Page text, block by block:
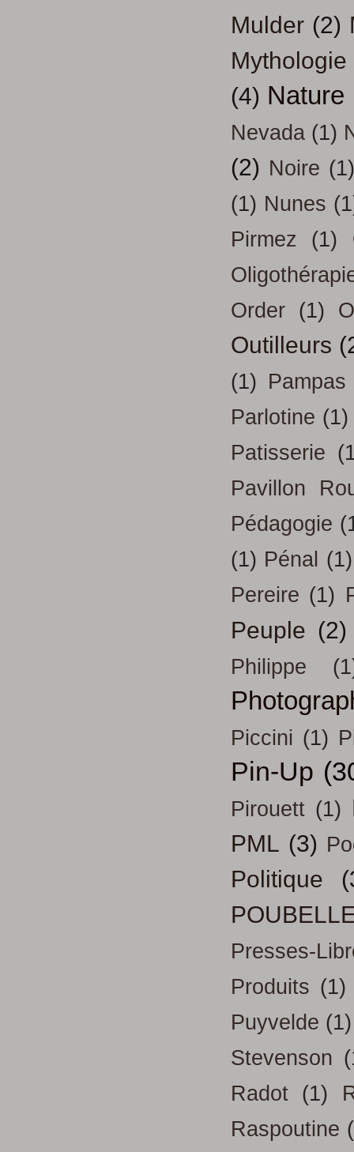
Mulder (2)
Mythologie
(4) Nature
Nevada (1)
(2) Noire
(1) Nunes
Pirmez
(1)
Order (1)
Outilleurs
(1) Pampas
Parlotine (1)
Patisserie
Pavillon
Pédagogie
(1) Pénal (1)
Pereire (1)
Peuple (2)
Philippe
Piccini (1)
Pin-Up
Pirouett (1)
PML (3)
Politique
Presses-
Produits (1)
Puyvelde (1)
Stevenson
Radot (1)
Raspoutine